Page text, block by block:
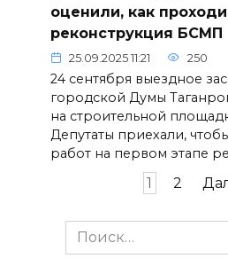
оценили, как
реконструкция БСМП
25.09.2025 11:21 250
24 сентября выездное
городской Думы
на строительной
Депутаты приехали,
работ на первом этапе
1 2
Search
for: